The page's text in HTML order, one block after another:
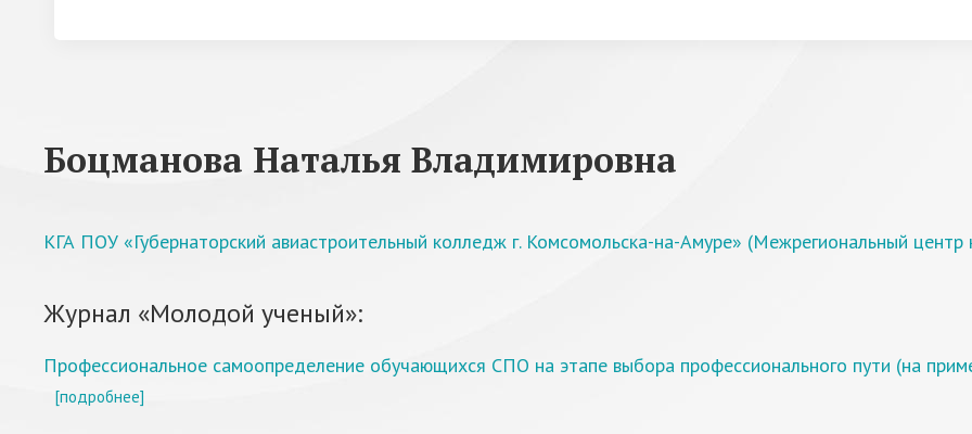
Боцманова Наталья Владимировна
КГА ПОУ «Губернаторский авиастроительный колледж г. Комсомольска-на-Амуре» (Межрегиональный центр
Журнал «Молодой ученый»:
Профессиональное самоопределение обучающихся СПО на этапе выбора профессионального пути (на
[подробнее]